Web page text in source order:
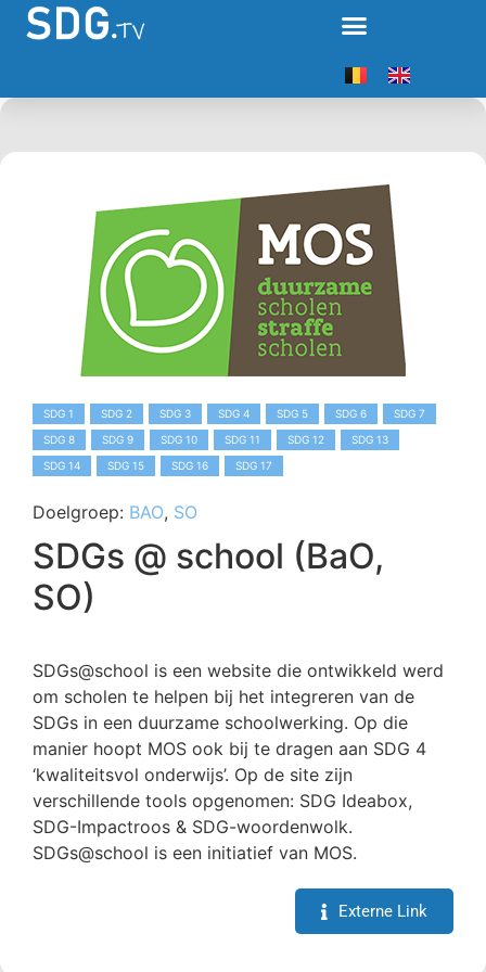
SDG 1 SDG 2 SDG 3 SDG 4 SDG 5 SDG 6
SDG 7
SDG 8
SDG 9 SDG 10 SDG 11 SDG 12
SDG 13
SDG 14
SDG 15 SDG 16 SDG 17
Doelgroep: BAO, SO
SDGs @ school (BaO,
SO)
SDGs@school is een website die ontwikkeld werd
om scholen te helpen bij het integreren van de
SDGs in een duurzame schoolwerking. Op die
manier hoopt MOS ook bij te dragen aan SDG 4
‘kwaliteitsvol onderwijs’. Op de site zijn
verschillende tools opgenomen: SDG Ideabox,
SDG-Impactroos & SDG-woordenwolk.
SDGs@school is een initiatief van MOS.
Externe Link